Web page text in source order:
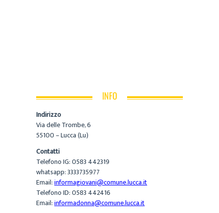
INFO
Indirizzo
Via delle Trombe, 6
55100 – Lucca (Lu)
Contatti
Telefono IG: 0583 442319
whatsapp: 3333735977
Email:informagiovani@comune.lucca.it
Telefono ID: 0583 442416
Email:informadonna@comune.lucca.it